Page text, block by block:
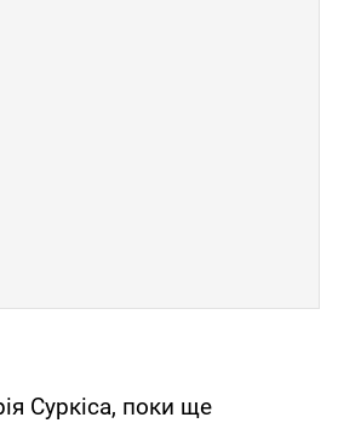
Суркіса, поки ще